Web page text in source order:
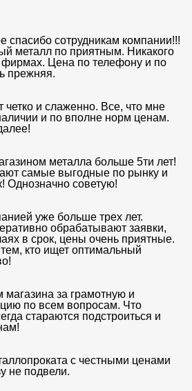
спасибо сотрудникам компании!!!
металл по приятным. Никакого
фирмах. Цена по телефону и по
прежняя.
и слаженно. Все, что мне
и по вполне норм ценам.
металла больше 5ти лет!
самые выгодные по рынку и
Однозначно советую!
уже больше трех лет.
обрабатывают заявки,
в срок, цены очень приятные.
кто ищет оптимальный
за грамотную и
по всем вопросам. Что
стараются подстроиться и
с честными ценами
не подвели.